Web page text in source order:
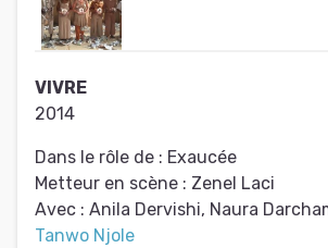
VIVRE
2014
Dans le rôle de : Exaucée
Metteur en scène : Zenel Laci
Avec : Anila Dervishi, Naura
Tanwo Njole